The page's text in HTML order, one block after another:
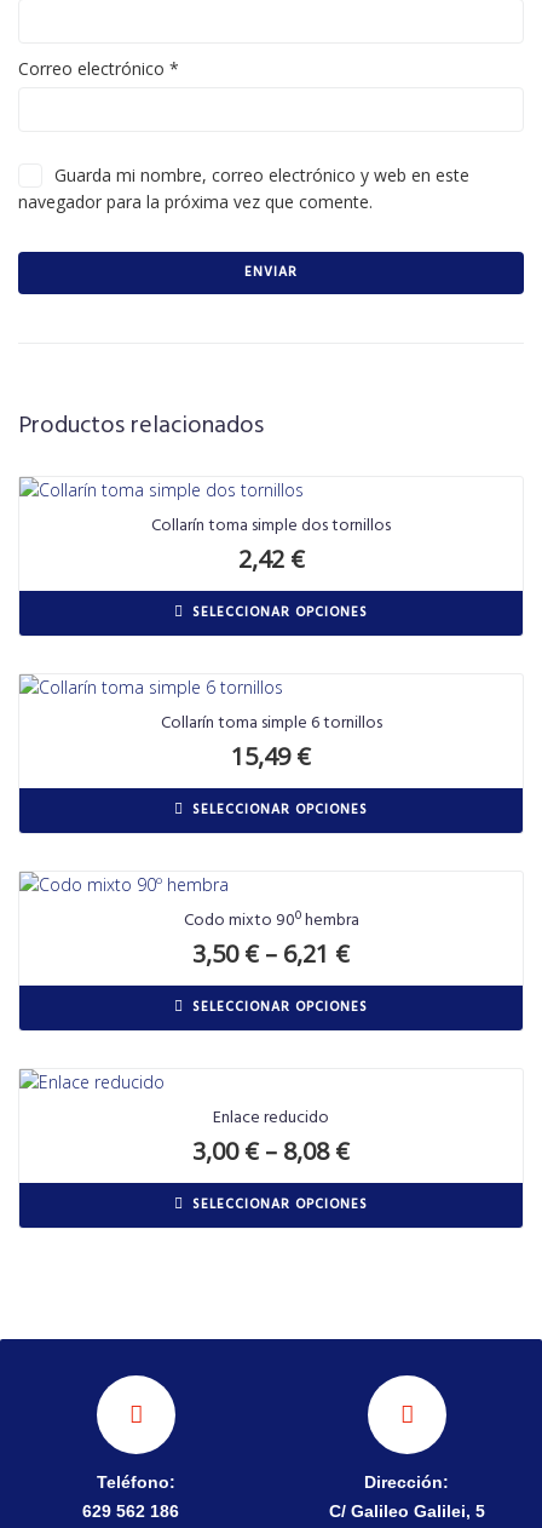
Correo electrónico *
Guarda mi nombre, correo electrónico y web en este
navegador para la próxima vez que comente.
Productos relacionados
Collarín toma simple dos tornillos
2,42 €
SELECCIONAR OPCIONES
Collarín toma simple 6 tornillos
15,49€
SELECCIONAR OPCIONES
Codo mixto 90º hembra
3,50€– 6,21 €
SELECCIONAR OPCIONES
Enlace reducido
3,00€– 8,08€
SELECCIONAR OPCIONES
Teléfono:
629 562 186
Dirección:
C/ Galileo Galilei, 5